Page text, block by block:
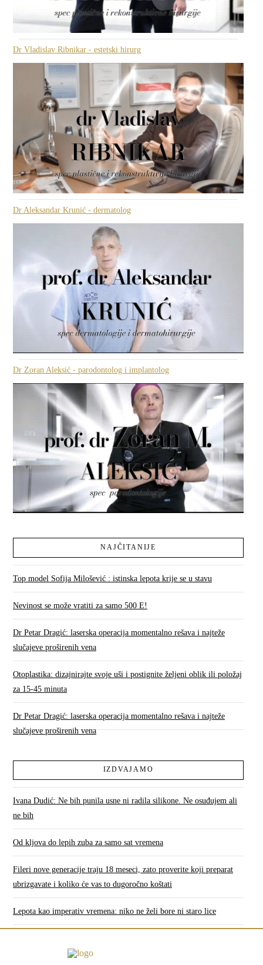
Dr Vladislav Ribnikar - estetski hirurg
Dr Aleksandar Krunić - dermatolog
Dr Zoran Aleksić - parodontolog i implantolog
NAJČITANIJE
Top model Sofija Milošević : istinska lepota krije se u stavu
Nevinost se može vratiti za samo 500 E!
Dr Petar Dragić: laserska operacija momentalno rešava i najteže
slučajeve proširenih vena
Otoplastika: dizajnirajte svoje uši i postignite željeni oblik ili položaj
za 15-45 minuta
Dr Petar Dragić: laserska operacija momentalno rešava i najteže
slučajeve proširenih vena
IZDVAJAMO
Ivana Dudić: Ne bih punila usne ni radila silikone. Ne osuđujem ali
ne bih
Od kljova do lepih zuba za samo sat vremena
Fileri nove generacije traju 18 meseci, zato proverite koji preparat
ubrizgavate i koliko će vas to dugoročno koštati
Lepota kao imperativ vremena: niko ne želi bore ni staro lice